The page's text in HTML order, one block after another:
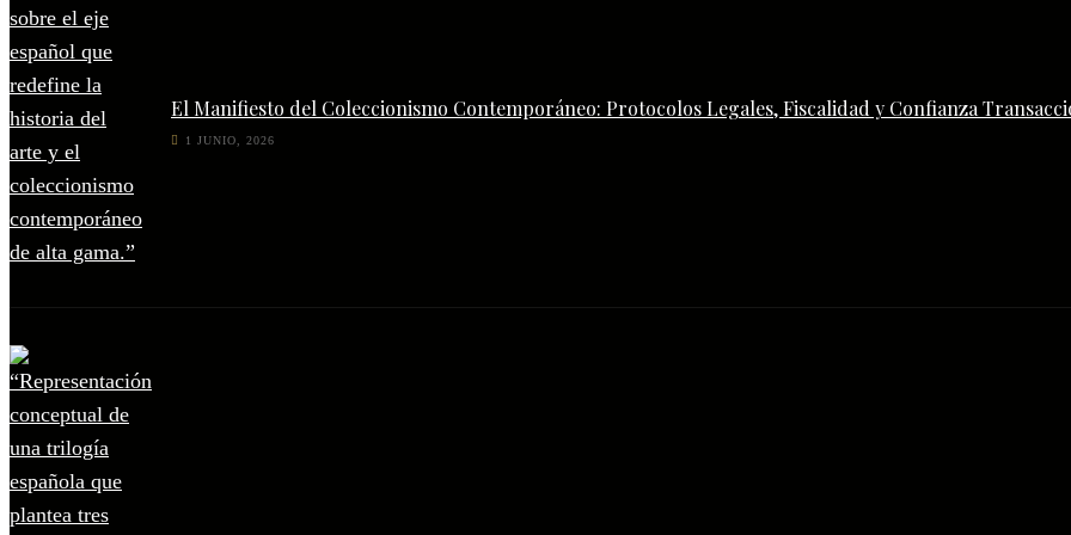
El Manifiesto del Coleccionismo Contemporáneo: Protocolos Legales, Fiscalidad y Confianza
1 JUNIO, 2026